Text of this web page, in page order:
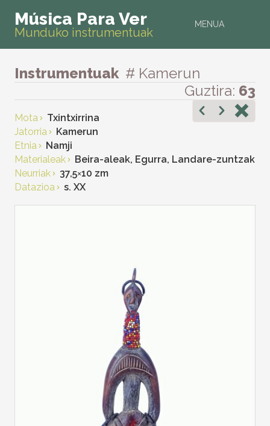
MENUA
Música Para Ver
Munduko instrumentuak
Instrumentuak # Kamerun
Guztira: 63
Mota
Txintxirrina
Jatorria
Kamerun
Etnia
Namji
Materialeak
Beira-aleak, Egurra, Landare-zuntzak
Neurriak
37,5×10 zm
Datazioa
s. XX